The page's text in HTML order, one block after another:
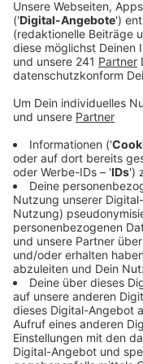
Folge 10 -
Krebs an Niere,
Eine Operation ist
Krebs zu
der Studiovisite -
Leverkusen dreht
sogenannte
der urologischen
Nieren und Co. Zu
für
Klinikum
Begriffen wie
Immuntherapie,
zielgerichteter